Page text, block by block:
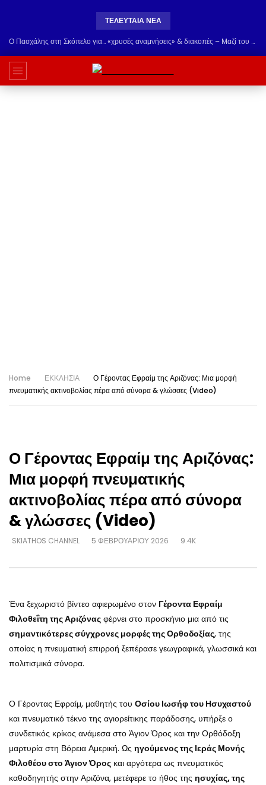
ΤΕΛΕΥΤΑΊΑ ΝΈΑ
Ο Πασχάλης στη Σκόπελο για… «χρυσές αναμνήσεις» & διακοπές – Μαζί του Πρόδρομος Καθηνιώτης & Χρήστος Παλαιολόγος!
Home ΕΚΚΛΗΣΙΑ
Ο Γέροντας Εφραίμ της Αριζόνας: Μια μορφή
πνευματικής ακτινοβολίας πέρα από σύνορα & γλώσσες (Video)
Ο Γέροντας Εφραίμ της Αριζόνας:
Μια μορφή πνευματικής
ακτινοβολίας πέρα από σύνορα
& γλώσσες (Video)
SKIATHOS CHANNEL 5 ΦΕΒΡΟΥΑΡΊΟΥ 2026 9.4K
Ένα ξεχωριστό βίντεο αφιερωμένο στον Γέροντα Εφραίμ
Φιλοθεΐτη της Αριζόνας φέρνει στο προσκήνιο μια από τις
σημαντικότερες σύγχρονες μορφές της Ορθοδοξίας, της
οποίας η πνευματική επιρροή ξεπέρασε γεωγραφικά, γλωσσικά και
πολιτισμικά σύνορα.
Ο Γέροντας Εφραίμ, μαθητής του Οσίου Ιωσήφ του Ησυχαστού
και πνευματικό τέκνο της αγιορείτικης παράδοσης, υπήρξε ο
συνδετικός κρίκος ανάμεσα στο Άγιον Όρος και την Ορθόδοξη
μαρτυρία στη Βόρεια Αμερική. Ως ηγούμενος της Ιεράς Μονής
Φιλοθέου στο Άγιον Όρος και αργότερα ως πνευματικός
καθοδηγητής στην Αριζόνα, μετέφερε το ήθος της ησυχίας, της